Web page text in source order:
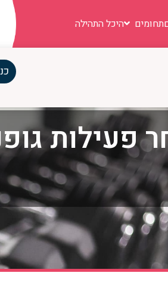
תחומים היכל התהילה
פעילות